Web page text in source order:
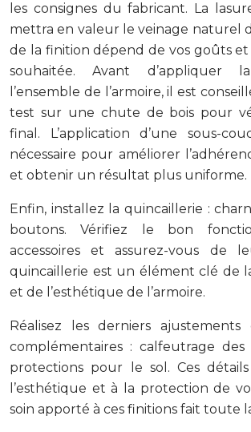
les consignes du fabricant. La
mettra en valeur le veinage naturel
de la finition dépend de vos goûts et
souhaitée. Avant d’appliquer
l’ensemble de l’armoire, il est
test sur une chute de bois pour
final. L’application d’une sous-
nécessaire pour améliorer
et obtenir un résultat plus uniforme.
Enfin, installez la quincaillerie :
boutons. Vérifiez le bon
accessoires et assurez-vous de
quincaillerie est un élément clé de
et de l’esthétique de l’armoire.
Réalisez les derniers
complémentaires : calfeutrage des
protections pour le sol. Ces
l’esthétique et à la protection de
soin apporté à ces finitions fait toute